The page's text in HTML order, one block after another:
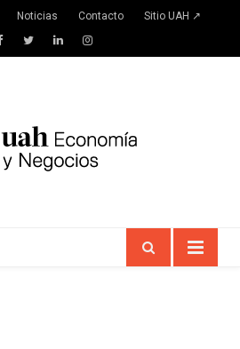
Noticias Contacto Sitio UAH ↗
FacebookTwitterLinkedInInstagram